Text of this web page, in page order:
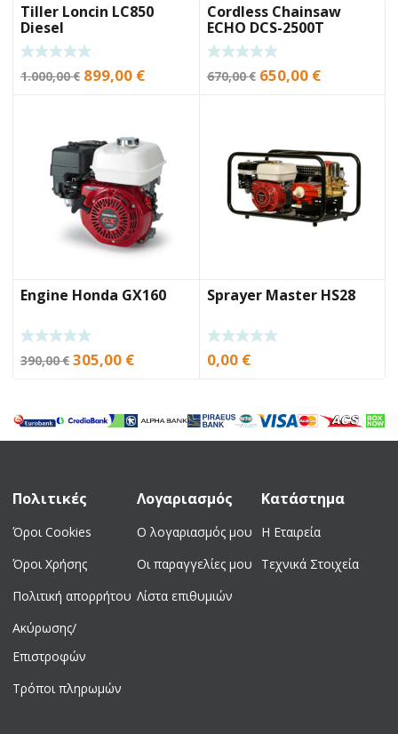
Tiller Loncin LC850
Diesel
1.000,00€ Original
1.000,00 €.
899,00 €Current
899,00 €.
Cordless Chainsaw
ECHO DCS-2500T
670,00€ Original
650,00 €Current
Engine Honda GX160
390,00€ Original
390,00 €.
305,00 €Current
305,00 €.
Sprayer Master HS28
0,00 €
Πολιτικές
Όροι Cookies
Όροι Χρήσης
Πολιτική απορρήτου
Ακύρωσης/
Επιστροφών
Τρόποι πληρωμών
Λογαριασμός
Ο λογαριασμός μου
Οι παραγγελίες μου
Λίστα επιθυμιών
Κατάστημα
Η Εταιρεία
Τεχνικά Στοιχεία